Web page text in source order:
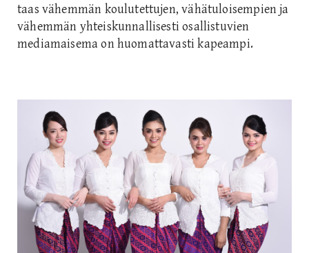
taas vähemmän koulutettujen, vähätuloisempien ja
vähemmän yhteiskunnallisesti osallistuvien
mediamaisema on huomattavasti kapeampi.